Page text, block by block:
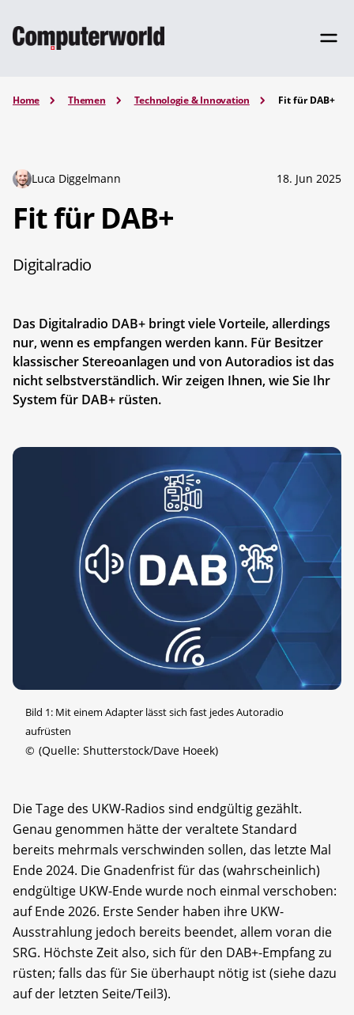
Home Themen Technologie & Innovation Fit für DAB+
Luca Diggelmann 18. Jun 2025
Fit für DAB+
Digitalradio
Das Digitalradio DAB+ bringt viele Vorteile, allerdings
nur, wenn es empfangen werden kann. Für Besitzer
klassischer Stereoanlagen und von Autoradios ist das
nicht selbstverständlich. Wir zeigen Ihnen, wie Sie Ihr
System für DAB+ rüsten.
Bild 1: Mit einem Adapter lässt sich fast jedes Autoradio
aufrüsten
© (Quelle: Shutterstock/Dave Hoeek)
Die Tage des UKW-Radios sind endgültig gezählt.
Genau genommen hätte der veraltete Standard
bereits mehrmals verschwinden sollen, das letzte Mal
Ende 2024. Die Gnadenfrist für das (wahrscheinlich)
endgültige UKW-Ende wurde noch einmal verschoben:
auf Ende 2026. Erste Sender haben ihre UKW-
Ausstrahlung jedoch bereits beendet, allem voran die
SRG. Höchste Zeit also, sich für den DAB+-Empfang zu
rüsten; falls das für Sie überhaupt nötig ist (siehe dazu
auf der letzten Seite/Teil3).